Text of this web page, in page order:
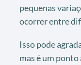
pequenas
ocorrer entre
Isso pode
mas é um